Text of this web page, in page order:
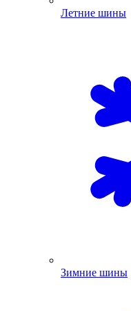
Летние шины
Зимние шины